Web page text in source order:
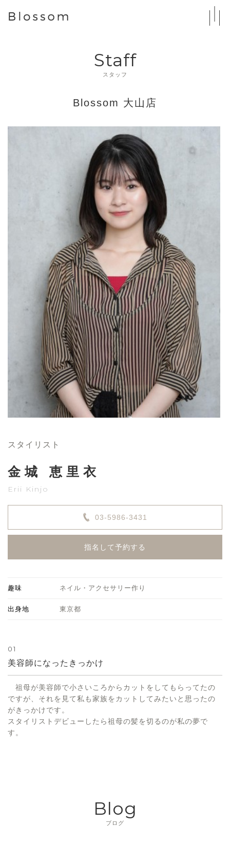
Staff
スタッフ
Blossom 大山店
スタイリスト
金城 恵里衣
Erii Kinjo
03-5986-3431
指名して予約する
趣味 ネイル・アクセサリー作り
出身地 東京都
01
美容師になったきっかけ
祖母が美容師で小さいころからカットをしてもらってたの
ですが、それを見て私も家族をカットしてみたいと思ったの
がきっかけです。
スタイリストデビューしたら祖母の髪を切るのが私の夢で
す。
Blog
ブログ